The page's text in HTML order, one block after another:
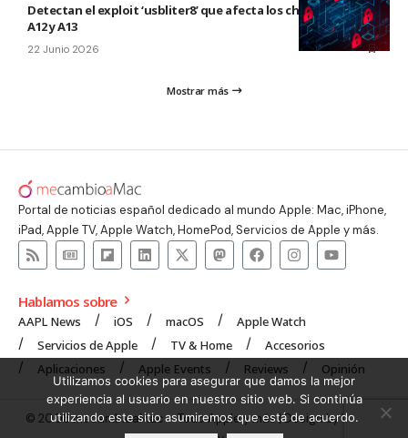
Detectan el exploit ‘usbliter8’ que afecta los chips de Apple
A12 y A13
22 Junio 2026
Mostrar más
Portal de noticias español dedicado al mundo Apple: Mac, iPhone,
iPad, Apple TV, Apple Watch, HomePod, Servicios de Apple y más.
Hablamos sobre
AAPL News iOS macOS
Apple Watch
Servicios de Apple
TV & Home
Accesorios
Aplicaciones
Apple Events Reviews Opinión
© 2008 mecambioaMac – Todo Apple y más | Design byUNXON
Utilizamos cookies para asegurar que damos la mejor
experiencia al usuario en nuestro sitio web. Si continúa
utilizando este sitio asumiremos que está de acuerdo.